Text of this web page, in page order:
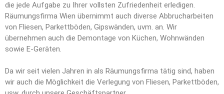
die jede Aufgabe zu Ihrer vollsten Zufriedenheit erledigen.
Räumungsfirma Wien übernimmt auch diverse Abbrucharbeiten
von Fliesen, Parkettböden, Gipswänden, uvm. an. Wir
übernehmen auch die Demontage von Küchen, Wohnwänden
sowie E-Geräten.
Da wir seit vielen Jahren in als Räumungsfirma tätig sind, haben
wir auch die Möglichkeit die Verlegung von Fliesen, Parkettböden,